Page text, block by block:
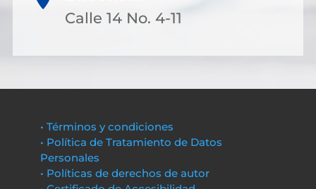
Calle 14 No. 4-11
• Términos y condiciones
• Política de Tratamiento de Datos
Personales
• Políticas de derechos de autor